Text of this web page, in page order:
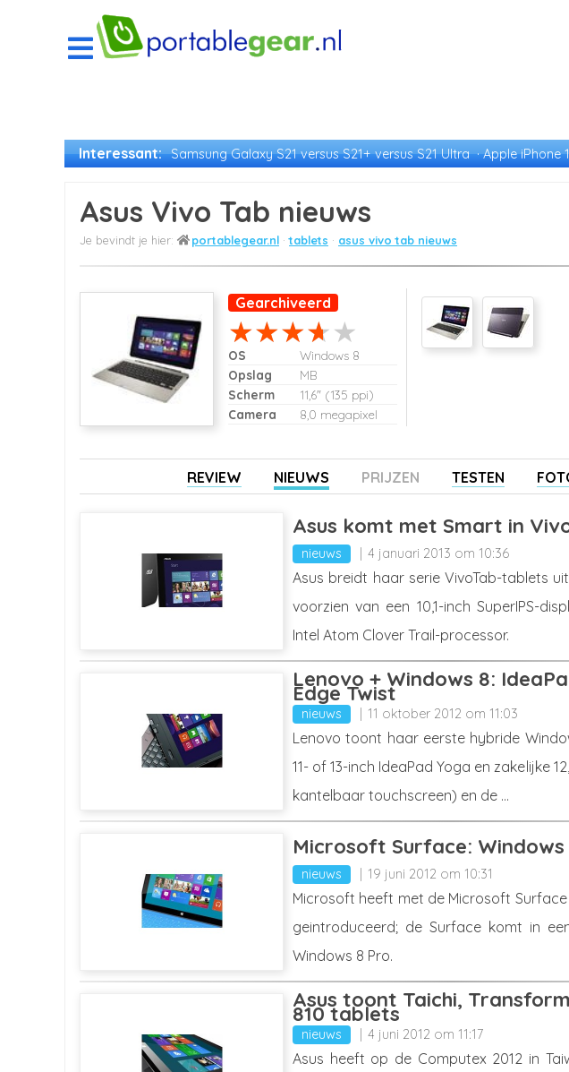
Interessant: Samsung Galaxy S21 versus S21+ versus S21 Ultra Apple iPhone
Asus Vivo Tab nieuws
portablegear.nl tablets asus vivo tab nieuws
Gearchiveerd
OS
Windows 8
Opslag
MB
Scherm
11,6" (135 ppi)
Camera
8,0 megapixel
REVIEW NIEUWS PRIJZEN TESTEN
Asus komt met Smart in
nieuws 4 januari 2013 om 10:36
Asus breidt haar serie VivoTab-tablets
voorzien van een 10,1-inch SuperIPS-
Intel Atom Clover Trail-processor.
Lenovo + Windows 8:
Edge Twist
nieuws 11 oktober 2012 om 11:03
Lenovo toont haar eerste hybride
11- of 13-inch IdeaPad Yoga en zakelijke
kantelbaar touchscreen) en de ...
Microsoft Surface:
nieuws 19 juni 2012 om 10:31
Microsoft heeft met de Microsoft
geintroduceerd; de Surface komt in
Windows 8 Pro.
Asus toont Taichi,
810 tablets
nieuws 4 juni 2012 om 11:17
Asus heeft op de Computex 2012 in